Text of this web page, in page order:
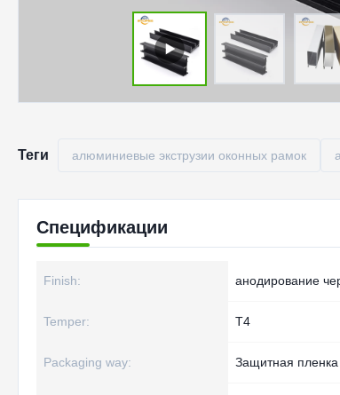
Теги алюминиевые экструзии оконных рамок
Спецификации
Finish: анодирование
Temper: T4
Packaging way: Защитная пленка